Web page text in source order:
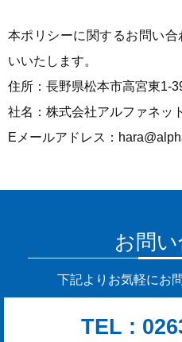
本ポリシーに関するお問い
いいたします。
住所：長野県松本市高宮東1-
社名：株式会社アルファネット
Eメールアドレス：
お問
下記よりお気軽にお
TEL :